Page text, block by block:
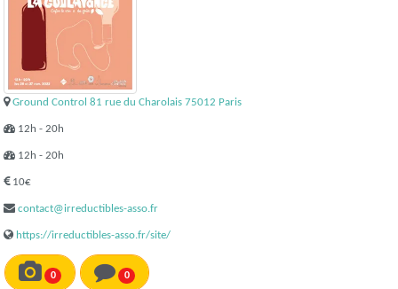
Ground Control 81 rue du Charolais 75012 Paris
12h - 20h
12h - 20h
10€
contact@irreductibles-asso.fr
https://irreductibles-asso.fr/site/
0 0